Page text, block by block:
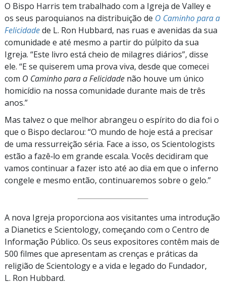
O Bispo Harris tem trabalhado com a Igreja de Valley e
os seus paroquianos na distribuição de O Caminho para a
Felicidadede L. Ron Hubbard, nas ruas e avenidas da sua
comunidade e até mesmo a partir do púlpito da sua
Igreja. “Este livro está cheio de milagres diários”, disse
ele. “E se quiserem uma prova viva, desde que comecei
com O Caminho para a Felicidade não houve um único
homicídio na nossa comunidade durante mais de três
anos.”
Mas talvez o que melhor abrangeu o espírito do dia foi o
que o Bispo declarou: “O mundo de hoje está a precisar
de uma ressurreição séria. Face a isso, os Scientologists
estão a fazê‑lo em grande escala. Vocês decidiram que
vamos continuar a fazer isto até ao dia em que o inferno
congele e mesmo então, continuaremos sobre o gelo.”
A nova Igreja proporciona aos visitantes uma introdução
a Dianetics e Scientology, começando com o Centro de
Informação Público. Os seus expositores contêm mais de
500 filmes que apresentam as crenças e práticas da
religião de Scientology e a vida e legado do Fundador,
L. Ron Hubbard.